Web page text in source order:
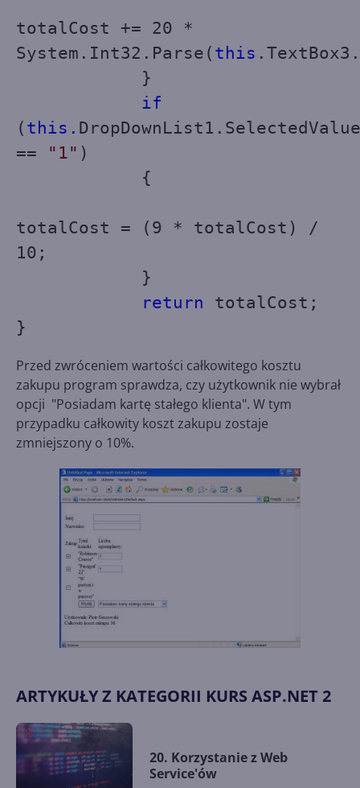
totalCost += 20 *
System.Int32.Parse( this
}
if
( this. DropDownList1.SelectedValue
==
"1" )
{
totalCost = (9 * totalCost) /
10;
}
return totalCost;
}
Przed zwróceniem wartości całkowitego kosztu
zakupu program sprawdza, czy użytkownik nie wybrał
opcji "Posiadam kartę stałego klienta". W tym
przypadku całkowity koszt zakupu zostaje
zmniejszony o 10%.
ARTYKUŁY Z KATEGORII KURS ASP.NET 2
20. Korzystanie z Web
Service'ów